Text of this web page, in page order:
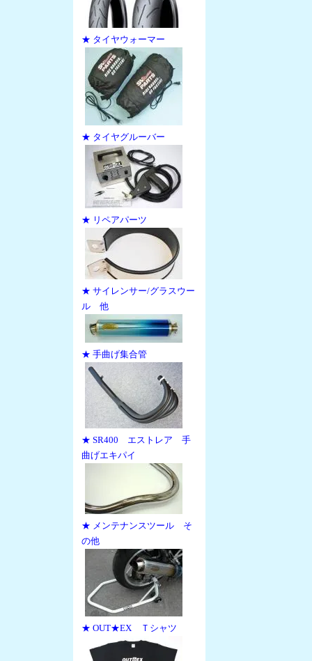
★ タイヤウォーマー
★ タイヤグルーバー
★ リペアパーツ
★ サイレンサー/グラスウー
ル 他
★ 手曲げ集合管
★ SR400 エストレア 手
曲げエキパイ
★ メンテナンスツール そ
の他
★ OUT★EX Ｔシャツ